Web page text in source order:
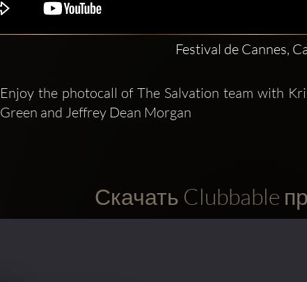
Festival de Cannes,
Enjoy the photocall of The Salvation team with
Green and Jeffrey Dean Morgan
Скачать Clubbable